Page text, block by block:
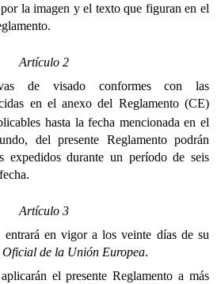
la imagen y el texto que figuran en el
Artículo 2
de visado conformes con las
en el anexo del Reglamento (CE)
hasta la fecha mencionada en el
del presente Reglamento podrán
expedidos durante un período de seis
Artículo 3
entrará en vigor a los veinte días de su
de la Unión Europea.
el presente Reglamento a más